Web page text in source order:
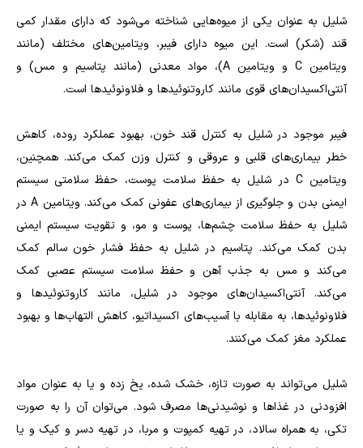
شلیل به عنوان یکی از میوه‌هایی شناخته می‌شود که دارای مقدار کمی
قند (شکر) است. این میوه دارای فیبر، ویتامین‌های مختلف (مانند
ویتامین C و ویتامین A)، مواد معدنی (مانند پتاسیم و مس) و
آنتی‌اکسیدان‌های قوی مانند کاروتنوئیدها و فلاونوئیدها است.
فیبر موجود در شلیل به کنترل قند خون، بهبود عملکرد روده، کاهش
خطر بیماری‌های قلبی و عروقی و کنترل وزن کمک می‌کند. همچنین،
ویتامین C در شلیل به حفظ سلامت پوست، حفظ سلامتی سیستم
ایمنی بدن و جلوگیری از بیماری‌های عفونی کمک می‌کند. ویتامین A در
شلیل به حفظ سلامت چشم‌ها، پوست و مو، و تقویت سیستم ایمنی
بدن کمک می‌کند. پتاسیم در شلیل به حفظ فشار خون سالم کمک
می‌کند و مس به جذب آهن و حفظ سلامت سیستم عصبی کمک
می‌کند. آنتی‌اکسیدان‌های موجود در شلیل، مانند کاروتنوئیدها و
فلاونوئیدها، به مقابله با آسیب‌های اکسیداتیو، کاهش التهاب‌ها و بهبود
عملکرد مغز کمک می‌کنند.
شلیل می‌تواند به صورت تازه، خشک شده، یخ زده و یا به عنوان مواد
افزودنی در غذاها و نوشیدنی‌ها مصرف شود. می‌توان آن را به صورت
تکی، به همراه سالاد، در تهیه کمپوت و مربا، در تهیه دسر و کیک و یا